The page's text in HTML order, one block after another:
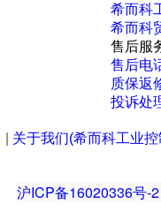
希而科
希而科
售后服
售后电
质保返
投诉处
关于我们(希而科工业
沪ICP备16020336号-2